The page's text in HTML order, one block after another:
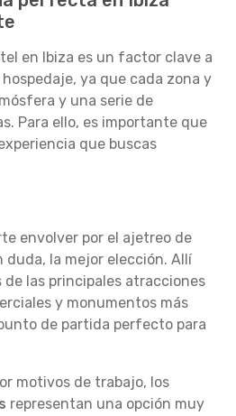
en Ibiza es un factor clave a
ya que cada zona y
y una serie de
Para ello, es importante que
que buscas
envolver por el ajetreo de
duda, la mejor elección. Allí
de las principales atracciones
y monumentos más
de partida perfecto para
motivos de trabajo, los
representan una opción muy